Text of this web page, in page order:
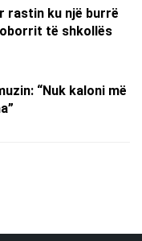
rastin ku një burrë
të shkollës
“Nuk kaloni më